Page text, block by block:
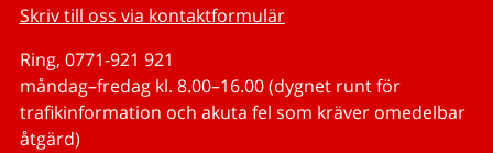
Skriv till oss via kontaktformulär
Ring, 0771-921 921
måndag–fredag kl. 8.00–16.00 (dygnet runt för
trafikinformation och akuta fel som kräver omedelbar
åtgärd)